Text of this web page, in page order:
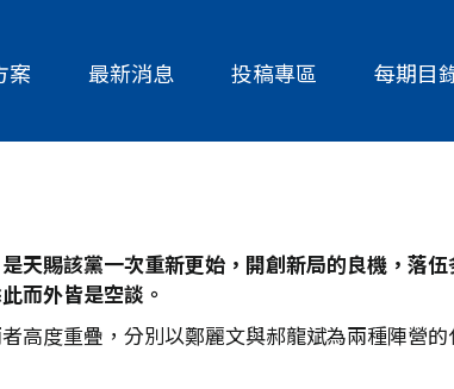
案 最新消息 投稿專區 每期目
天賜該黨一次重新更始，開創新局的良機，落
而外皆是空談。
高度重疊，分別以鄭麗文與郝龍斌為兩種陣營